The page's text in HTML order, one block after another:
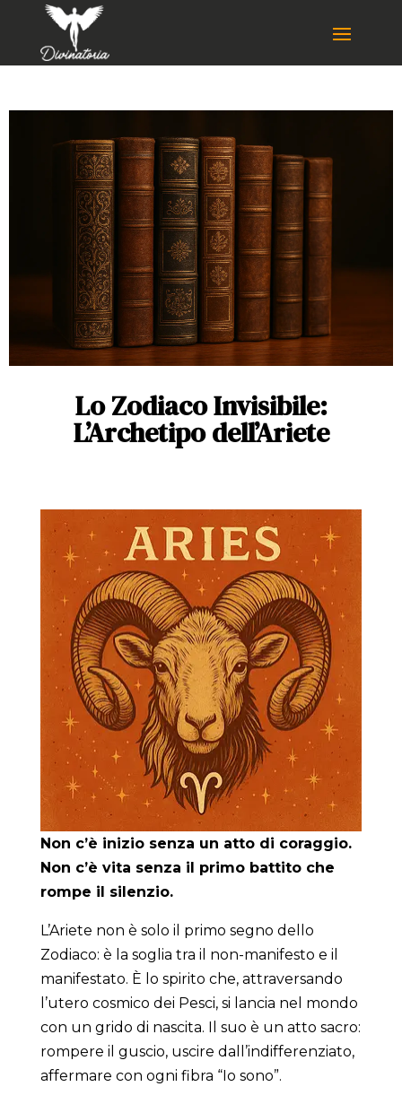
Lo Zodiaco Invisibile:
L’Archetipo dell’Ariete
Non c’è inizio senza un atto di coraggio.
Non c’è vita senza il primo battito che
rompe il silenzio.
L’Ariete non è solo il primo segno dello
Zodiaco: è la soglia tra il non-manifesto e il
manifestato. È lo spirito che, attraversando
l’utero cosmico dei Pesci, si lancia nel mondo
con un grido di nascita. Il suo è un atto sacro:
rompere il guscio, uscire dall’indifferenziato,
affermare con ogni fibra “Io sono”.